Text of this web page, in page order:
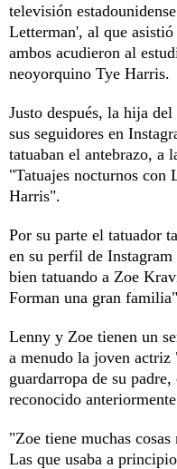
televisión
Letterman', al que
ambos acudieron al
neoyorquino Tye Harris.
Justo después, la hija
sus seguidores en
tatuaban el antebrazo, a
"Tatuajes nocturnos con
Harris".
Por su parte el tatuador
en su perfil de
bien tatuando a Zoe
Forman una gran
Lenny y Zoe tienen un
a menudo la joven actriz
guardarropa de su
reconocido
"Zoe tiene muchas
Las que usaba a